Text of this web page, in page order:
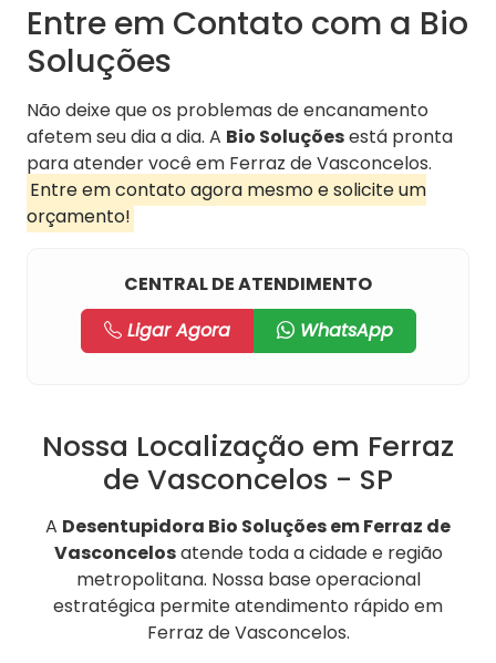
Entre em Contato com a Bio
Soluções
Não deixe que os problemas de encanamento
afetem seu dia a dia. A Bio Soluçõesestá pronta
para atender você em Ferraz de Vasconcelos.
Entre em contato agora mesmo e solicite um
orçamento!
CENTRAL DE ATENDIMENTO
Ligar Agora
WhatsApp
Nossa Localização em Ferraz
de Vasconcelos - SP
A Desentupidora Bio Soluções em Ferraz de
Vasconcelosatende toda a cidade e região
metropolitana. Nossa base operacional
estratégica permite atendimento rápido em
Ferraz de Vasconcelos.